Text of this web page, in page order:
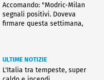
Accomando: "Modric-Milan
segnali positivi. Doveva
firmare questa settimana,
ULTIME NOTIZIE
L'Italia tra tempeste, super